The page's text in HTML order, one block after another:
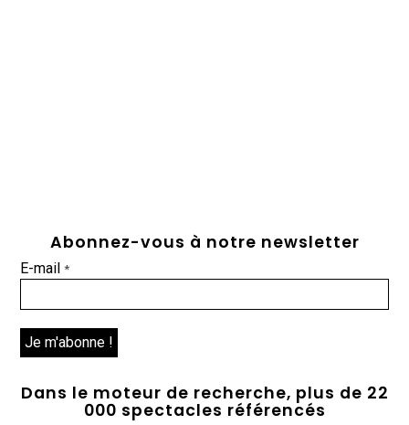
Abonnez-vous à notre newsletter
E-mail*
Dans le moteur de recherche, plus de 22
000 spectacles référencés